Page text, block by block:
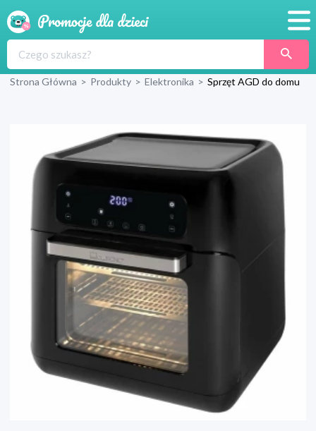
Produkty
Strona Główna > Produkty > Elektronika > Sprzęt AGD do domu